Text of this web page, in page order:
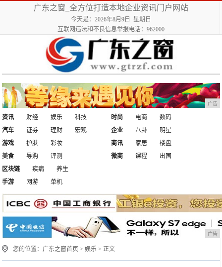
广东之窗_全方位打造本地企业资讯门户网站
今天是：2026年8月9日 星期日
互联网违法和不良信息举报电话：962000
广告
资讯 财经 娱乐
科技
汽车
证券 理财 宏观
时尚 电商
数码
企业
八卦
明星
游戏
护肤
彩妆
美食
导购 评测
商讯 家居
楼盘
微商
课程
出国
区块链
疾病
养生
手游
网游 单机
广告
您的位置： 广东之窗首页 >娱乐 > 正文